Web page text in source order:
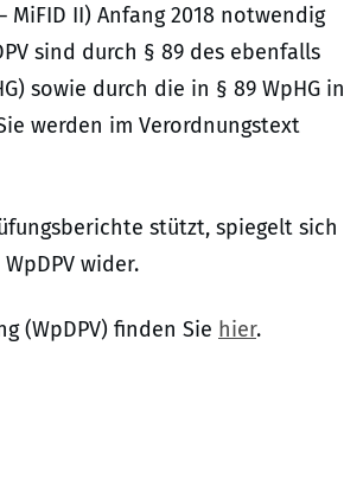
II) Anfang 2018 notwendig
sind durch § 89 des ebenfalls
sowie durch die in § 89 WpHG in
werden im Verordnungstext
stützt, spiegelt sich
wider.
(WpDPV) finden Sie hier.